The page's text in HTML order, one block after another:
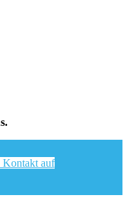
Kontakt auf